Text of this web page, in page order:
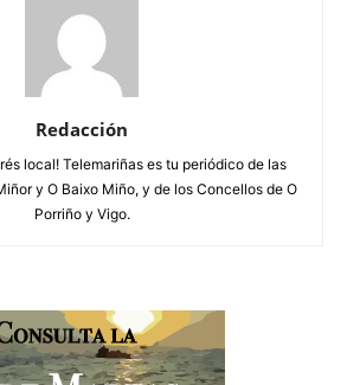
Redacción
local! Telemariñas es tu periódico de las
y O Baixo Miño, y de los Concellos de O
Porriño y Vigo.